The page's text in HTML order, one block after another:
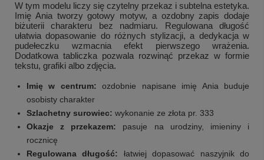
W tym modelu liczy się czytelny przekaz i subtelna estetyka.
Imię Ania tworzy gotowy motyw, a ozdobny zapis dodaje
biżuterii charakteru bez nadmiaru. Regulowana długość
ułatwia dopasowanie do różnych stylizacji, a dedykacja w
pudełeczku wzmacnia efekt pierwszego wrażenia.
Dodatkowa tabliczka pozwala rozwinąć przekaz w formie
tekstu, grafiki albo zdjęcia.
Imię w centrum: ozdobnie napisane imię Ania buduje
osobisty charakter
Szlachetny surowiec: wykonanie ze złota pr. 333
Okazje z przekazem: pasuje na urodziny, imieniny i
rocznicę
Regulowana długość: łatwiej dopasować naszyjnik do